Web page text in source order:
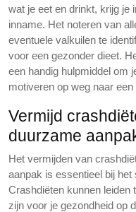
wat je eet en drinkt, krijg je
inname. Het noteren van
eventuele valkuilen te
voor een gezonder dieet.
een handig hulpmiddel om
motiveren op weg naar
Vermijd
duurzame
Het vermijden van
aanpak is essentieel bij
Crashdiëten kunnen leiden
zijn voor je gezondheid op